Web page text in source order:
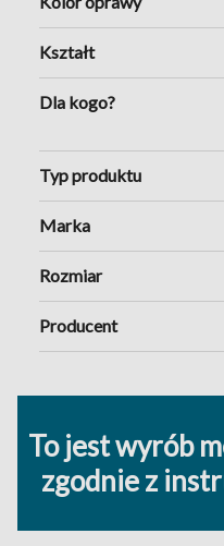
Kształt
Dla kogo?
Typ produktu
Marka
Rozmiar
Producent
To jest wyrób
zgodnie z